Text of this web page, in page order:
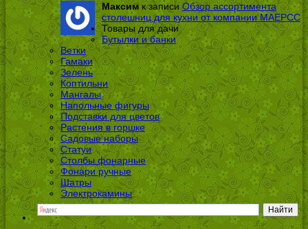
Максимк записиОбзор ассортимента
столешниц для кухни от компании МАЕРСС
Товары для дачи
Бутылки и банки
Ветки
Гамаки
Зелень
Коптильни
Мангалы
Напольные фигуры
Подставки для цветов
Растения в горшке
Садовые наборы
Статуи
Столбы фонарные
Фонари ручные
Шатры
Электрокамины